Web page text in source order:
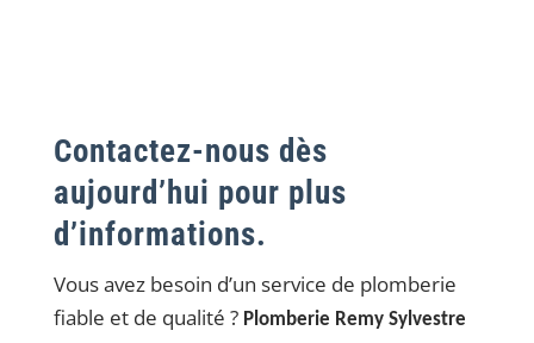
Contactez-nous dès
aujourd’hui pour plus
d’informations.
Vous avez besoin d’un service de plomberie
fiable et de qualité ? Plomberie Remy Sylvestre